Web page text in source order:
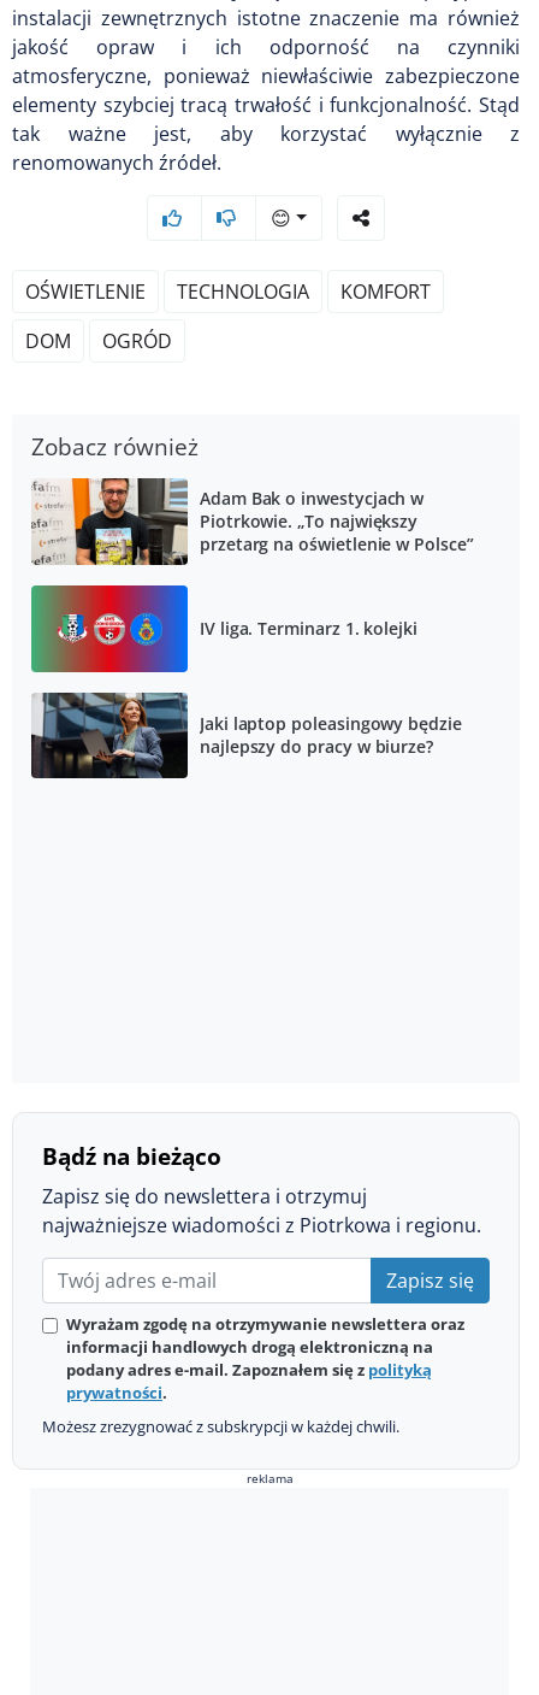
instalacji zewnętrznych istotne znaczenie ma również
jakość opraw i ich odporność na czynniki
atmosferyczne, ponieważ niewłaściwie zabezpieczone
elementy szybciej tracą trwałość i funkcjonalność. Stąd
tak ważne jest, aby korzystać wyłącznie z
renomowanych źródeł.
😊
OŚWIETLENIE TECHNOLOGIA
KOMFORT
DOM
OGRÓD
Zobacz również
Adam Bak o inwestycjach w
Piotrkowie. „To największy
przetarg na oświetlenie w Polsce”
IV liga. Terminarz 1. kolejki
Jaki laptop poleasingowy będzie
najlepszy do pracy w biurze?
Bądź na bieżąco
Zapisz się do newslettera i otrzymuj
najważniejsze wiadomości z Piotrkowa i regionu.
Zapisz się
Wyrażam zgodę na otrzymywanie newslettera oraz
informacji handlowych drogą elektroniczną na
podany adres e-mail. Zapoznałem się z polityką
prywatności.
Możesz zrezygnować z subskrypcji w każdej chwili.
reklama